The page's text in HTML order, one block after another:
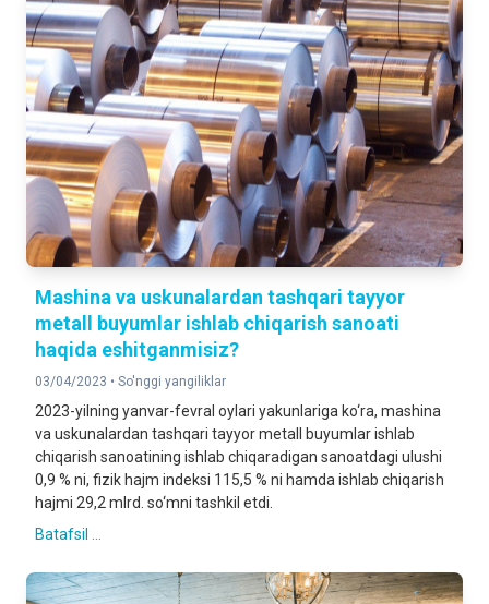
Mashina va uskunalardan tashqari tayyor
metall buyumlar ishlab chiqarish sanoati
haqida eshitganmisiz?
03/04/2023 • So'nggi yangiliklar
2023-yilning yanvar-fevral oylari yakunlariga ko‘ra, mashina
va uskunalardan tashqari tayyor metall buyumlar ishlab
chiqarish sanoatining ishlab chiqaradigan sanoatdagi ulushi
0,9 % ni, fizik hajm indeksi 115,5 % ni hamda ishlab chiqarish
hajmi 29,2 mlrd. so‘mni tashkil etdi.
Batafsil ...